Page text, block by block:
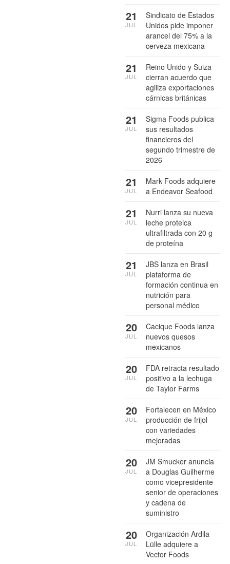
Sindicato de Estados
Unidos pide imponer
arancel del 75% a la
cerveza mexicana
21
JUL
Reino Unido y Suiza
cierran acuerdo que
agiliza exportaciones
cárnicas británicas
21
JUL
Sigma Foods publica
sus resultados
financieros del
segundo trimestre de
2026
21
JUL
Mark Foods adquiere
a Endeavor Seafood
21
JUL
Nurri lanza su nueva
leche proteica
ultrafiltrada con 20 g
de proteína
21
JUL
JBS lanza en Brasil
plataforma de
formación continua en
nutrición para
personal médico
21
JUL
Cacique Foods lanza
nuevos quesos
mexicanos
20
JUL
FDA retracta resultado
positivo a la lechuga
de Taylor Farms
20
JUL
Fortalecen en México
producción de frijol
con variedades
mejoradas
20
JUL
JM Smucker anuncia
a Douglas Guilherme
como vicepresidente
senior de operaciones
y cadena de
suministro
20
JUL
Organización Ardila
Lülle adquiere a
Vector Foods
20
JUL